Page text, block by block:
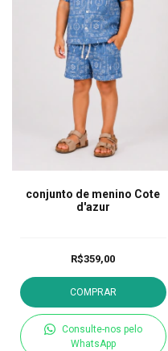
conjunto de menino Cote
d'azur
R$359,00
COMPRAR
Consulte-nos pelo
WhatsApp